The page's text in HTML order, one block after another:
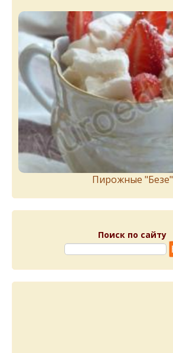
Пирожныe "Бeзe"
Поиск по сайту